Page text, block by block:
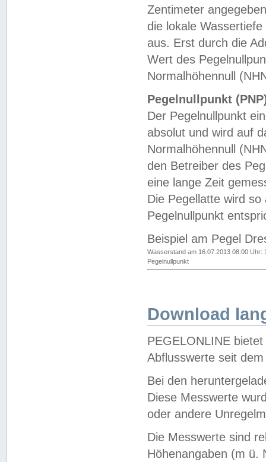
Zentimeter
die lokale
aus. Erst durch die
Wert des
Normalhöhennull
Pegelnullpunkt
Der Pegelnullpunkt
absolut und wird auf
Normalhöhennull
den Betreiber des
eine lange Zeit
Die Pegellatte wird
Pegelnullpunkt
Beispiel am Pegel
Wasserstand am 16.07.2013 08:00 Uhr:
Pegelnullpunkt
Download
PEGELONLINE
Abflusswerte seit
Bei den
Diese Messwerte
oder andere
Die Messwerte sind
Höhenangaben (m ü.